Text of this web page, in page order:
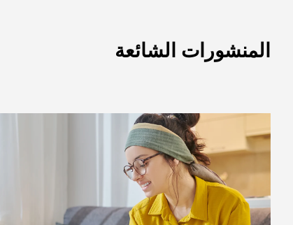
المنشورات الشائعة